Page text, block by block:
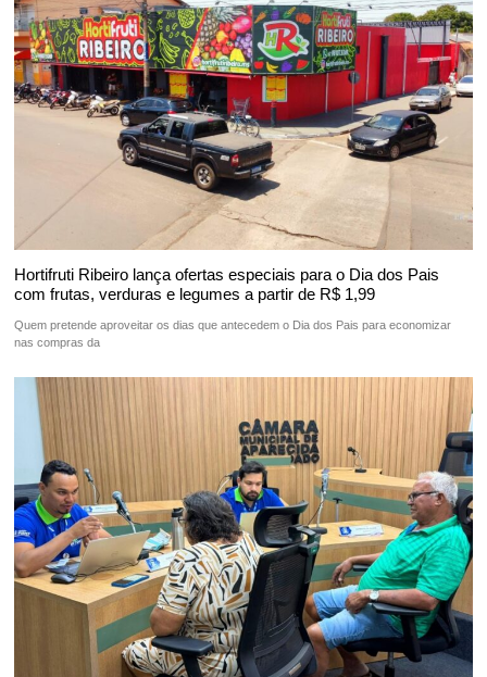
Hortifruti Ribeiro lança ofertas especiais para o Dia dos Pais
com frutas, verduras e legumes a partir de R$ 1,99
Quem pretende aproveitar os dias que antecedem o Dia dos Pais para economizar
nas compras da